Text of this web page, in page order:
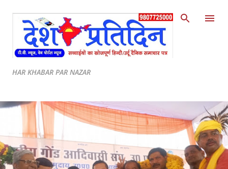
Skip to main content
HAR KHABAR PAR NAZAR